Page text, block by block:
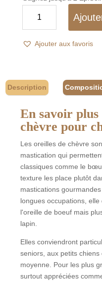
de
fourrure
🐐
Ajouter aux favoris
Description
En savoir plus
chèvre pour
Les oreilles de chèvre
mastication qui
classiques comme le
texture les place plutôt
mastications
longues occupations,
l'oreille de boeuf mais
lapin.
Elles conviendront
seniors, aux petits
moyenne. Pour les plus
surtout appréciées